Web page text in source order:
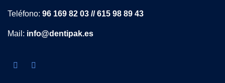
Teléfono: 96 169 82 03 // 615 98 89 43
Mail: info@dentipak.es